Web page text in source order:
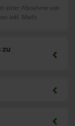
einer Abnahme von
inkl. MwSt.